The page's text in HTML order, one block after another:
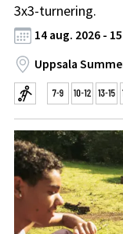
3x3-turnering.
14 aug. 2026 -
Uppsala